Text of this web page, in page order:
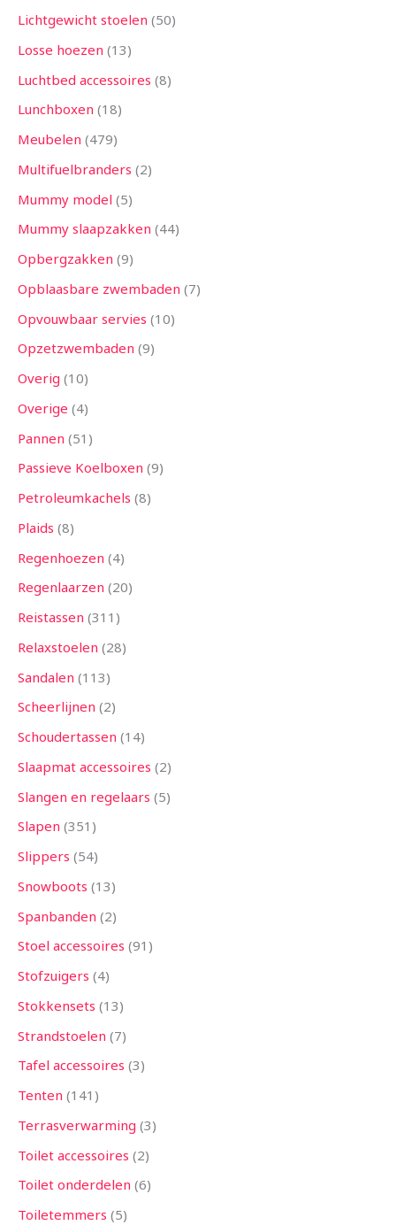
Lichtgewicht stoelen 50
Losse hoezen 13
Luchtbed accessoires 8
Lunchboxen 18
Meubelen 479
Multifuelbranders 2
Mummy model 5
Mummy slaapzakken 44
Opbergzakken 9
Opblaasbare zwembaden 7
Opvouwbaar servies 10
Opzetzwembaden 9
Overig 10
Overige 4
Pannen 51
Passieve Koelboxen 9
Petroleumkachels 8
Plaids 8
Regenhoezen 4
Regenlaarzen 20
Reistassen 311
Relaxstoelen 28
Sandalen 113
Scheerlijnen 2
Schoudertassen 14
Slaapmat accessoires 2
Slangen en regelaars 5
Slapen 351
Slippers 54
Snowboots 13
Spanbanden 2
Stoel accessoires 91
Stofzuigers 4
Stokkensets 13
Strandstoelen 7
Tafel accessoires 3
Tenten 141
Terrasverwarming 3
Toilet accessoires 2
Toilet onderdelen 6
Toiletemmers 5